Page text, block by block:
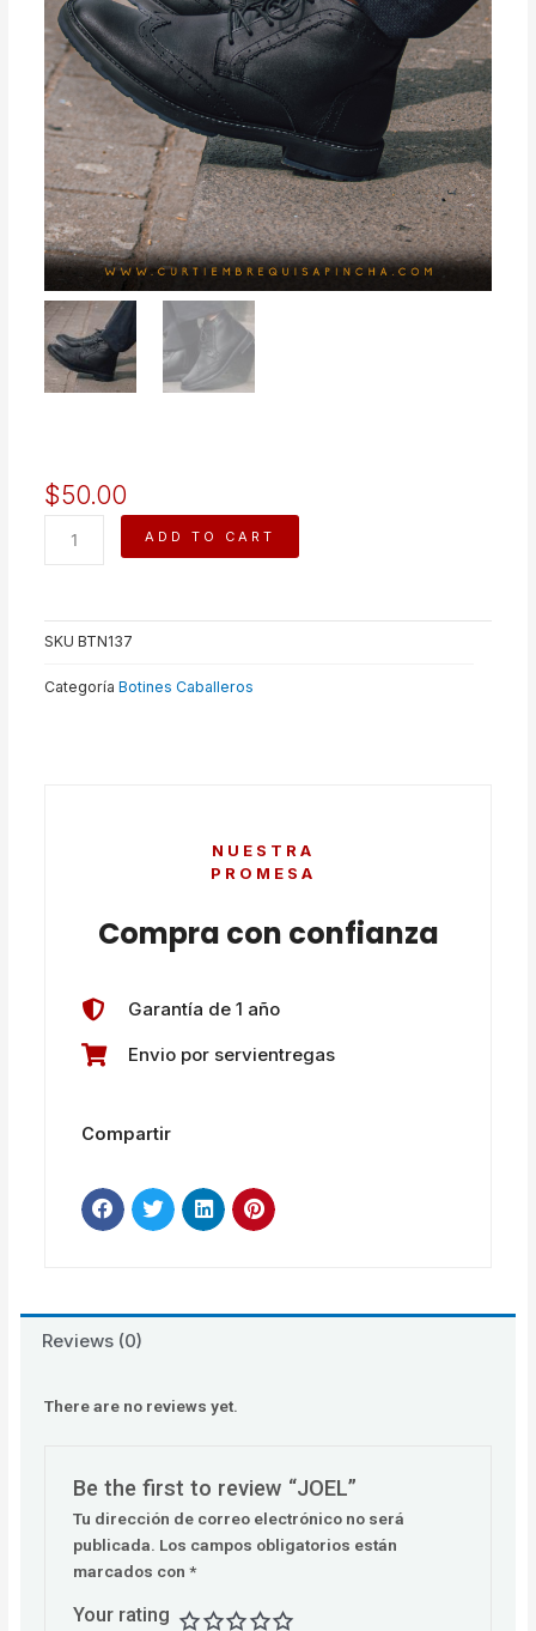
$50.00
ADD TO CART
SKUBTN137
Categoría Botines Caballeros
NUESTRA
PROMESA
Compra con confianza
Garantía de 1 año
Envio por servientregas
Compartir
Reviews (0)
There are no reviews yet.
Be the first to review “JOEL”
Tu dirección de correo electrónico no será
publicada. Los campos obligatorios están
marcados con*
Your rating